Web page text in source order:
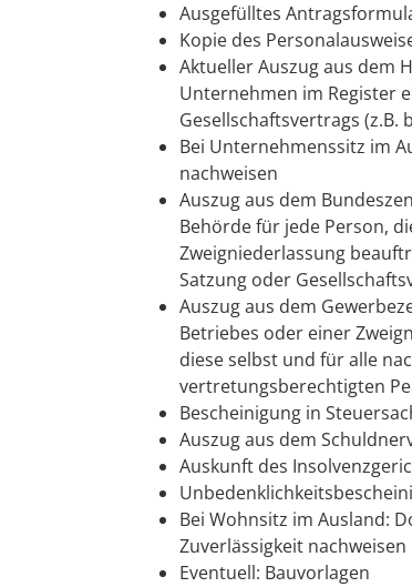
Ausgefülltes
Kopie des
Aktueller Auszug aus dem
Unternehmen im Register
Gesellschaftsvertrags (z.B.
Bei Unternehmenssitz im
nachweisen
Auszug aus dem
Behörde für jede Person,
Zweigniederlassung
Satzung oder
Auszug aus dem
Betriebes oder einer
diese selbst und für alle
vertretungsberechtigten
Bescheinigung in
Auszug aus dem
Auskunft des
Bei Wohnsitz im Ausland:
Zuverlässigkeit nachweisen
Eventuell: Bauvorlagen